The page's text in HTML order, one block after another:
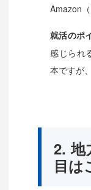
Amazon（
就活のポ
感じられ
本ですが
2. 地
目は